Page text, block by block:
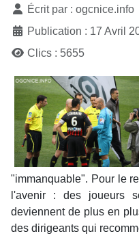
Écrit par : ogcnice.info
Publication : 17 Avril
Clics : 5655
"immanquable". Pour le
l'avenir : des joueurs
deviennent de plus en
des dirigeants qui